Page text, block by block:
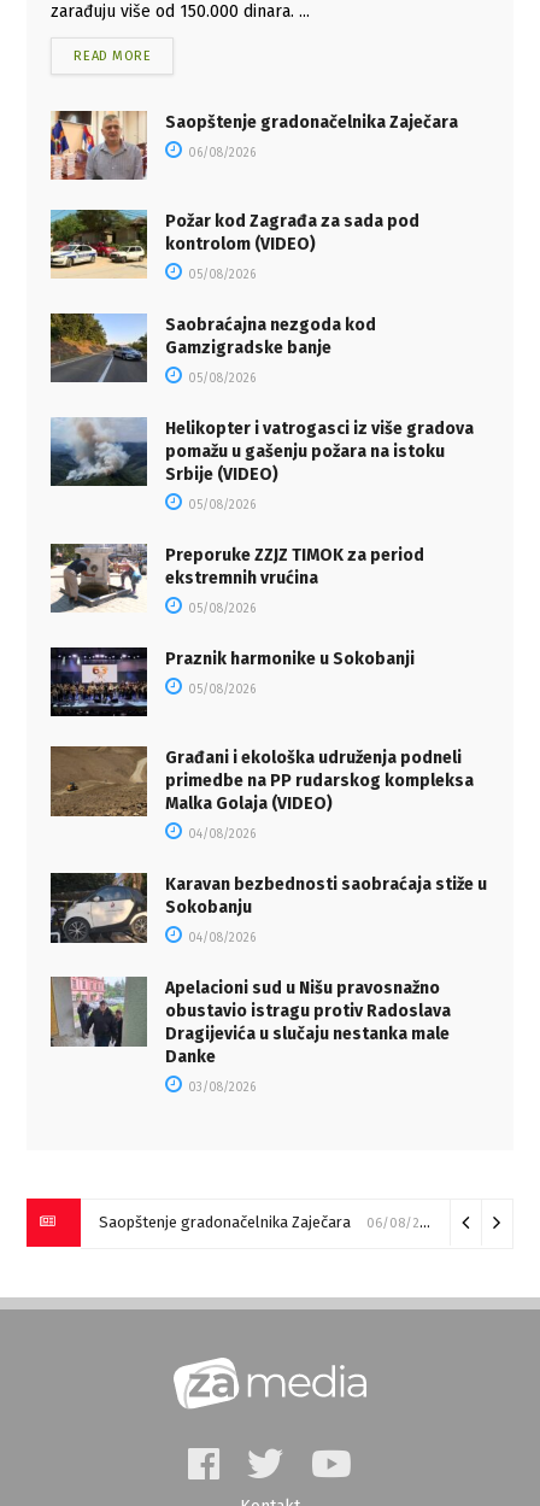
zarađuju više od 150.000 dinara. ...
READ MORE
Saopštenje gradonačelnika Zaječara
06/08/2026
Požar kod Zagrađa za sada pod
kontrolom (VIDEO)
05/08/2026
Saobraćajna nezgoda kod
Gamzigradske banje
05/08/2026
Helikopter i vatrogasci iz više gradova
pomažu u gašenju požara na istoku
Srbije (VIDEO)
05/08/2026
Preporuke ZZJZ TIMOK za period
ekstremnih vrućina
05/08/2026
Praznik harmonike u Sokobanji
05/08/2026
Građani i ekološka udruženja podneli
primedbe na PP rudarskog kompleksa
Malka Golaja (VIDEO)
04/08/2026
Karavan bezbednosti saobraćaja stiže u
Sokobanju
04/08/2026
Apelacioni sud u Nišu pravosnažno
obustavio istragu protiv Radoslava
Dragijevića u slučaju nestanka male
Danke
03/08/2026
Saopštenje gradonačelnika Zaječara 06/08/2026